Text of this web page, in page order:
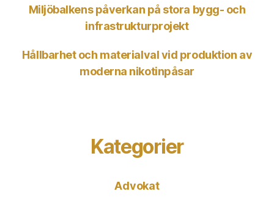
Miljöbalkens påverkan på stora bygg- och
infrastrukturprojekt
Hållbarhet och materialval vid produktion av
moderna nikotinpåsar
Kategorier
Advokat